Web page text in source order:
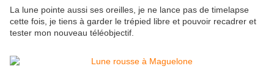
La lune pointe aussi ses oreilles, je ne lance pas de timelapse
cette fois, je tiens à garder le trépied libre et pouvoir recadrer et
tester mon nouveau téléobjectif.